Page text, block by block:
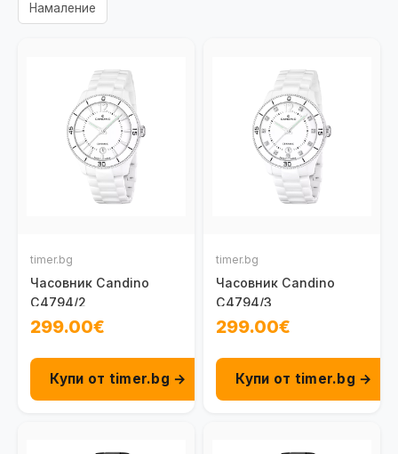
Намаление
timer.bg
Часовник Candino
C4794/2
299.00€
Купи от timer.bg →
timer.bg
Часовник Candino
C4794/3
299.00€
Купи от timer.bg →